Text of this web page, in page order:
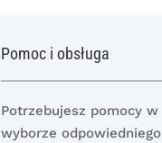
Pomoc i obsługa
Potrzebujesz pomocy w
wyborze odpowiedniego